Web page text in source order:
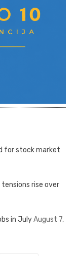
for stock market
rise over
in JulyAugust 7,